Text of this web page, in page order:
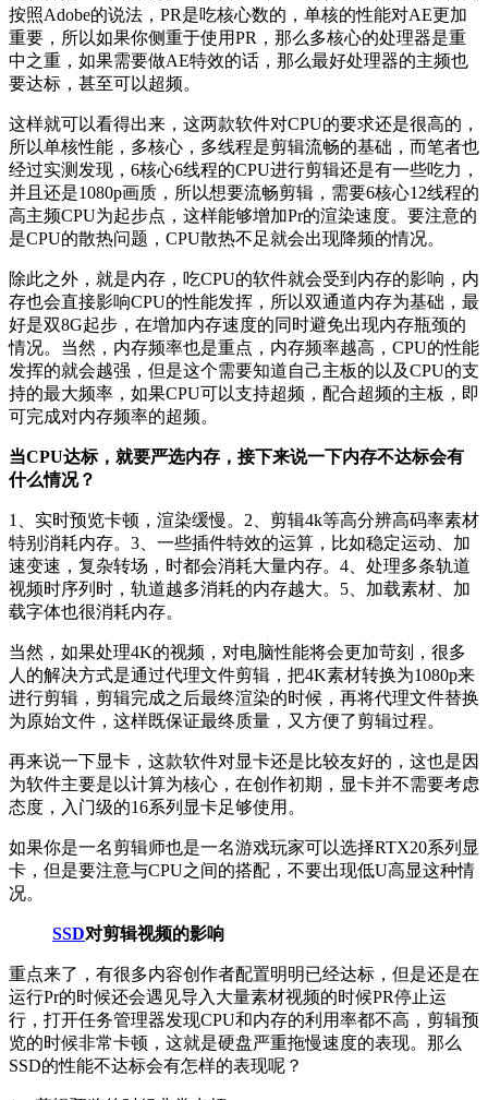
按照Adobe的说法，PR是吃核心数的，单核的性能对AE更加
重要，所以如果你侧重于使用PR，那么多核心的处理器是重
中之重，如果需要做AE特效的话，那么最好处理器的主频也
要达标，甚至可以超频。
这样就可以看得出来，这两款软件对CPU的要求还是很高的，
所以单核性能，多核心，多线程是剪辑流畅的基础，而笔者也
经过实测发现，6核心6线程的CPU进行剪辑还是有一些吃力，
并且还是1080p画质，所以想要流畅剪辑，需要6核心12线程的
高主频CPU为起步点，这样能够增加Pr的渲染速度。要注意的
是CPU的散热问题，CPU散热不足就会出现降频的情况。
除此之外，就是内存，吃CPU的软件就会受到内存的影响，内
存也会直接影响CPU的性能发挥，所以双通道内存为基础，最
好是双8G起步，在增加内存速度的同时避免出现内存瓶颈的
情况。当然，内存频率也是重点，内存频率越高，CPU的性能
发挥的就会越强，但是这个需要知道自己主板的以及CPU的支
持的最大频率，如果CPU可以支持超频，配合超频的主板，即
可完成对内存频率的超频。
当CPU达标，就要严选内存，接下来说一下内存不达标会有
什么情况？
1、实时预览卡顿，渲染缓慢。2、剪辑4k等高分辨高码率素材
特别消耗内存。3、一些插件特效的运算，比如稳定运动、加
速变速，复杂转场，时都会消耗大量内存。4、处理多条轨道
视频时序列时，轨道越多消耗的内存越大。5、加载素材、加
载字体也很消耗内存。
当然，如果处理4K的视频，对电脑性能将会更加苛刻，很多
人的解决方式是通过代理文件剪辑，把4K素材转换为1080p来
进行剪辑，剪辑完成之后最终渲染的时候，再将代理文件替换
为原始文件，这样既保证最终质量，又方便了剪辑过程。
再来说一下显卡，这款软件对显卡还是比较友好的，这也是因
为软件主要是以计算为核心，在创作初期，显卡并不需要考虑
态度，入门级的16系列显卡足够使用。
如果你是一名剪辑师也是一名游戏玩家可以选择RTX20系列显
卡，但是要注意与CPU之间的搭配，不要出现低U高显这种情
况。
SSD对剪辑视频的影响
重点来了，有很多内容创作者配置明明已经达标，但是还是在
运行Pr的时候还会遇见导入大量素材视频的时候PR停止运
行，打开任务管理器发现CPU和内存的利用率都不高，剪辑预
览的时候非常卡顿，这就是硬盘严重拖慢速度的表现。那么
SSD的性能不达标会有怎样的表现呢？